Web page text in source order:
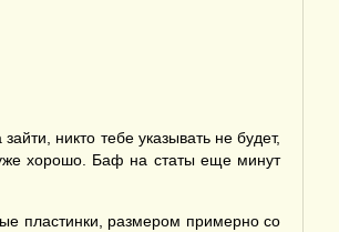
никто тебе указывать не будет,
хорошо. Баф на статы еще минут
пластинки, размером примерно со